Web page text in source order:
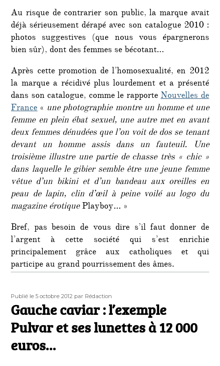
Au risque de contrarier son public, la marque avait
déjà sérieusement dérapé avec son catalogue 2010 :
photos suggestives (que nous vous épargnerons
bien sûr), dont des femmes se bécotant…
Après cette promotion de l’homosexualité, en 2012
la marque a récidivé plus lourdement et a présenté
dans son catalogue, comme le rapporteNouvelles de
France« une photographie montre un homme et une
femme en plein ébat sexuel, une autre met en avant
deux femmes dénudées que l’on voit de dos se tenant
devant un homme assis dans un fauteuil. Une
troisième illustre une partie de chasse très « chic »
dans laquelle le gibier semble être une jeune femme
vêtue d’un bikini et d’un bandeau aux oreilles en
peau de lapin, clin d’œil à peine voilé au logo du
magazine érotiquePlayboy… »
Bref, pas besoin de vous dire s’il faut donner de
l’argent à cette société qui s’est enrichie
principalement grâce aux catholiques et qui
participe au grand pourrissement des âmes.
Publié
Publié le 5 octobre 2012 Auteur
par Rédaction
Gauche caviar : l’exemple
Pulvar et ses lunettes à 12 000
euros…